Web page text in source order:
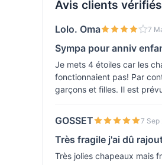
Avis clients vérifiés
Lolo. Oma 7
Sympa pour anniv
Je mets 4 étoiles car les
fonctionnaient pas! Par
garçons et filles. Il est
GOSSET 7 Sep
Très fragile j'ai dû
Très jolies chapeaux mais